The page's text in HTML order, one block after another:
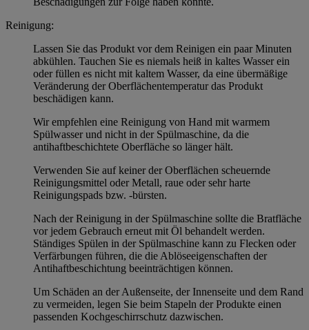
Reinigung:
Lassen Sie das Produkt vor dem Reinigen ein paar Minuten
abkühlen. Tauchen Sie es niemals heiß in kaltes Wasser ein
oder füllen es nicht mit kaltem Wasser, da eine übermäßige
Veränderung der Oberflächentemperatur das Produkt
beschädigen kann.
Wir empfehlen eine Reinigung von Hand mit warmem
Spülwasser und nicht in der Spülmaschine, da die
antihaftbeschichtete Oberfläche so länger hält.
Verwenden Sie auf keiner der Oberflächen scheuernde
Reinigungsmittel oder Metall, raue oder sehr harte
Reinigungspads bzw. -bürsten.
Nach der Reinigung in der Spülmaschine sollte die Bratfläche
vor jedem Gebrauch erneut mit Öl behandelt werden.
Ständiges Spülen in der Spülmaschine kann zu Flecken oder
Verfärbungen führen, die die Ablöseeigenschaften der
Antihaftbeschichtung beeinträchtigen können.
Um Schäden an der Außenseite, der Innenseite und dem Rand
zu vermeiden, legen Sie beim Stapeln der Produkte einen
passenden Kochgeschirrschutz dazwischen.